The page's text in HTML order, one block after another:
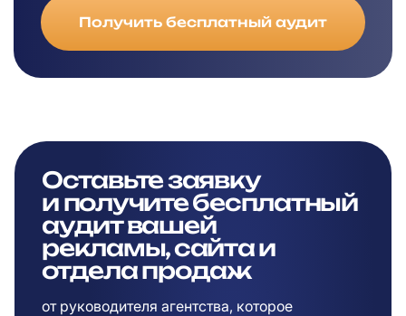
Получить бесплатный аудит
Оставьте заявку
и получите бесплатный
аудит вашей
рекламы,сайта и
отдела продаж
от руководителя агентства, которое